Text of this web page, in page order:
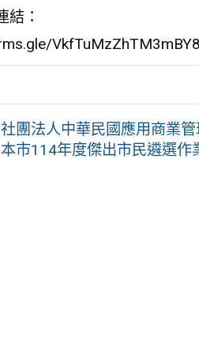
結：
社團法人中華民國應用商業
本市114年度傑出市民遴選